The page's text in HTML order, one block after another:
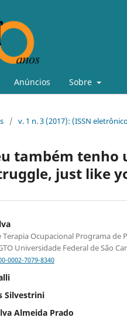
Anúncios Sobre
/ v. 1 n. 3 (2017): (ISSN
também tenho
just like
Ocupacional Programa de
Universidade Federal de São
0002-7079-8340
Silvestrini
Almeida Prado